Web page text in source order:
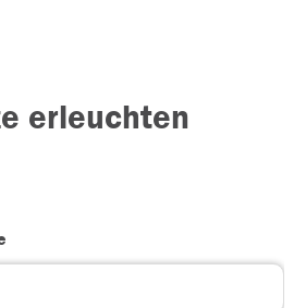
erleuchten